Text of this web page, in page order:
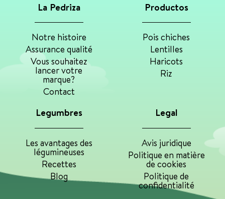
La Pedriza
Notre histoire
Assurance qualité
Vous souhaitez
lancer votre
marque?
Contact
Productos
Pois chiches
Lentilles
Haricots
Riz
Legumbres
Les avantages des
légumineuses
Recettes
Blog
Legal
Avis juridique
Politique en matière
de cookies
Politique de
confidentialité